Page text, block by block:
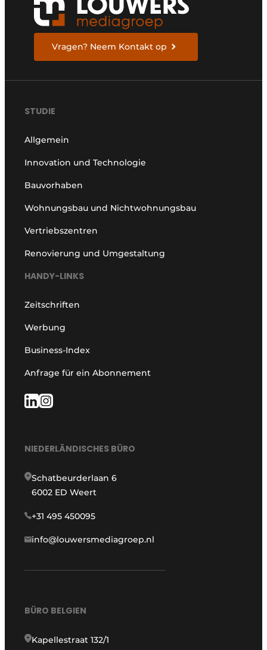
Vragen? Neem Kontakt op
STUDIE
Allgemein
Innovation und Technologie
Bauvorhaben
Wohnungsbau und Nichtwohnungsbau
Vertriebszentren
Renovierung und Umgestaltung
HANDY-LINKS
Zeitschriften
Werbung
Business-Index
Anfrage für ein Abonnement
NIEDERLÄNDISCHES BÜRO
Schatbeurderlaan 6
6002 ED Weert
+31 495 450095
info@louwersmediagroep.nl
BÜRO BELGIEN
Kapellestraat 132/1